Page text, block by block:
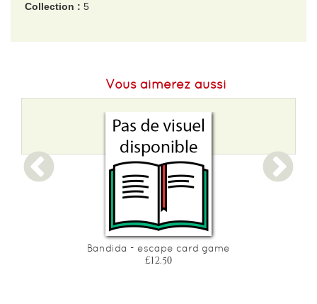
Collection : 5
Vous aimerez aussi
Bandida - escape card game
£12.50